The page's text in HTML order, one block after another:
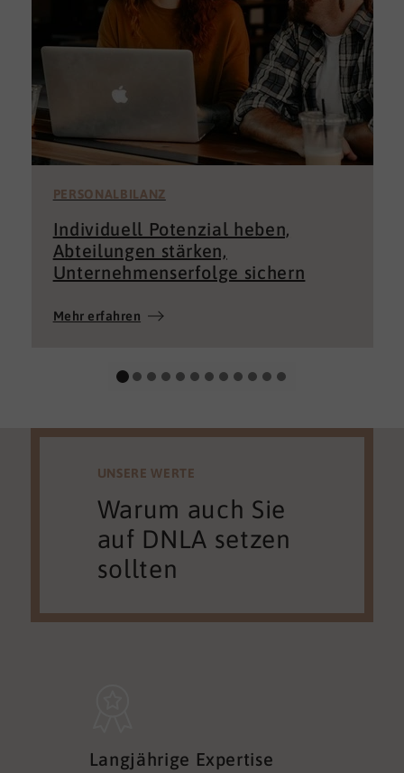
PERSONALBILANZ
Individuell Potenzial heben,
Abteilungen stärken,
Unternehmenserfolge sichern
Mehr erfahren
UNSERE WERTE
Warum auch Sie
auf DNLA setzen
sollten
Langjährige Expertise